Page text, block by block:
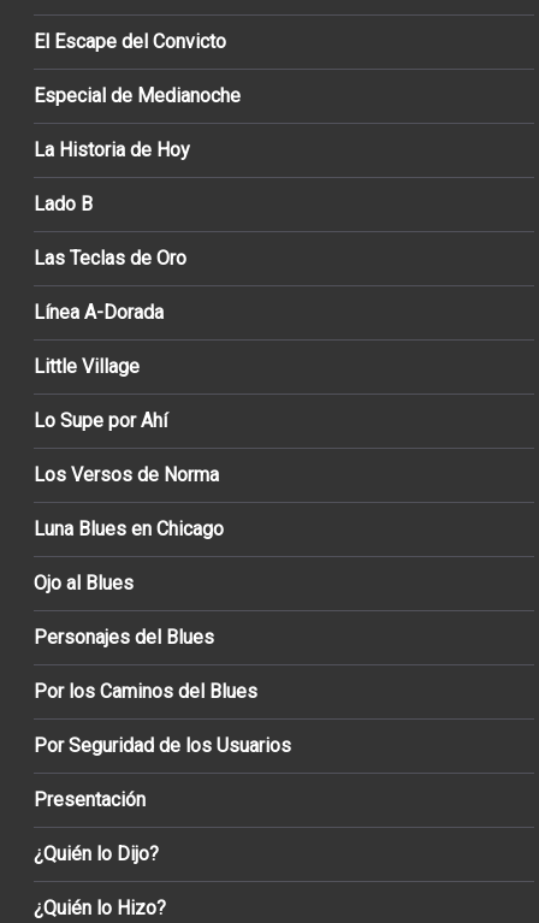
El Escape del Convicto
Especial de Medianoche
La Historia de Hoy
Lado B
Las Teclas de Oro
Línea A-Dorada
Little Village
Lo Supe por Ahí
Los Versos de Norma
Luna Blues en Chicago
Ojo al Blues
Personajes del Blues
Por los Caminos del Blues
Por Seguridad de los Usuarios
Presentación
¿Quién lo Dijo?
¿Quién lo Hizo?